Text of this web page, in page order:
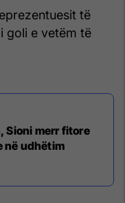
të
goli e vetëm të
Sioni merr fitore
në udhëtim